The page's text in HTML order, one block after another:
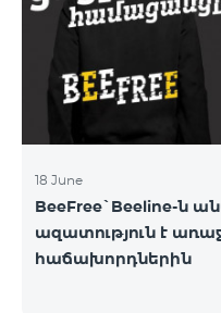
18 June
BeeFree`Beeline-ն
ազատություն է
հաճախորդներին